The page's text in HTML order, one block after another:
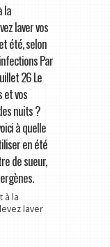
la
laver vos
été, selon
Par
26 Le
et vos
nuits ?
à quelle
en été
de sueur,
à la
laver